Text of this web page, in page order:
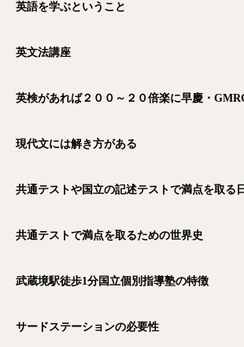
英語を学ぶということ
英文法講座
英検があれば２００～２０倍楽に早慶・
現代文には解き方がある
共通テストや国立の記述テストで満点を取る
共通テストで満点を取るための世界史
武蔵境駅徒歩1分国立個別指導塾の特徴
サードステーションの必要性